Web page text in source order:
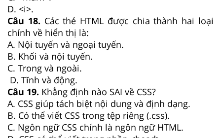
D. <i>.
Câu 18. Các thẻ HTML được chia thành hai loại
chính về hiển thị là:
A. Nội tuyến và ngoại tuyến.
B. Khối và nội tuyến.
C. Trong và ngoài.
D. Tĩnh và động.
Câu 19. Khẳng định nào SAI về CSS?
A. CSS giúp tách biệt nội dung và định dạng.
B. Có thể viết CSS trong tệp riêng (.css).
C. Ngôn ngữ CSS chính là ngôn ngữ HTML.